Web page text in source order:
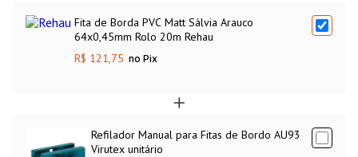
Fita de Borda PVC Matt Sálvia Arauco
64x0,45mm Rolo 20m Rehau
R$ 121,75 no Pix
Refilador Manual para Fitas de Bordo AU93
Virutex unitário